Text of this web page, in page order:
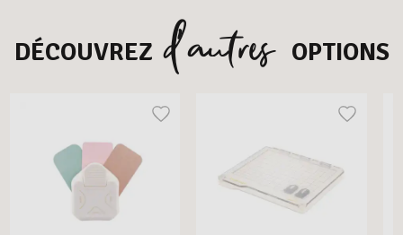
DÉCOUVREZ d’autres OPTIONS